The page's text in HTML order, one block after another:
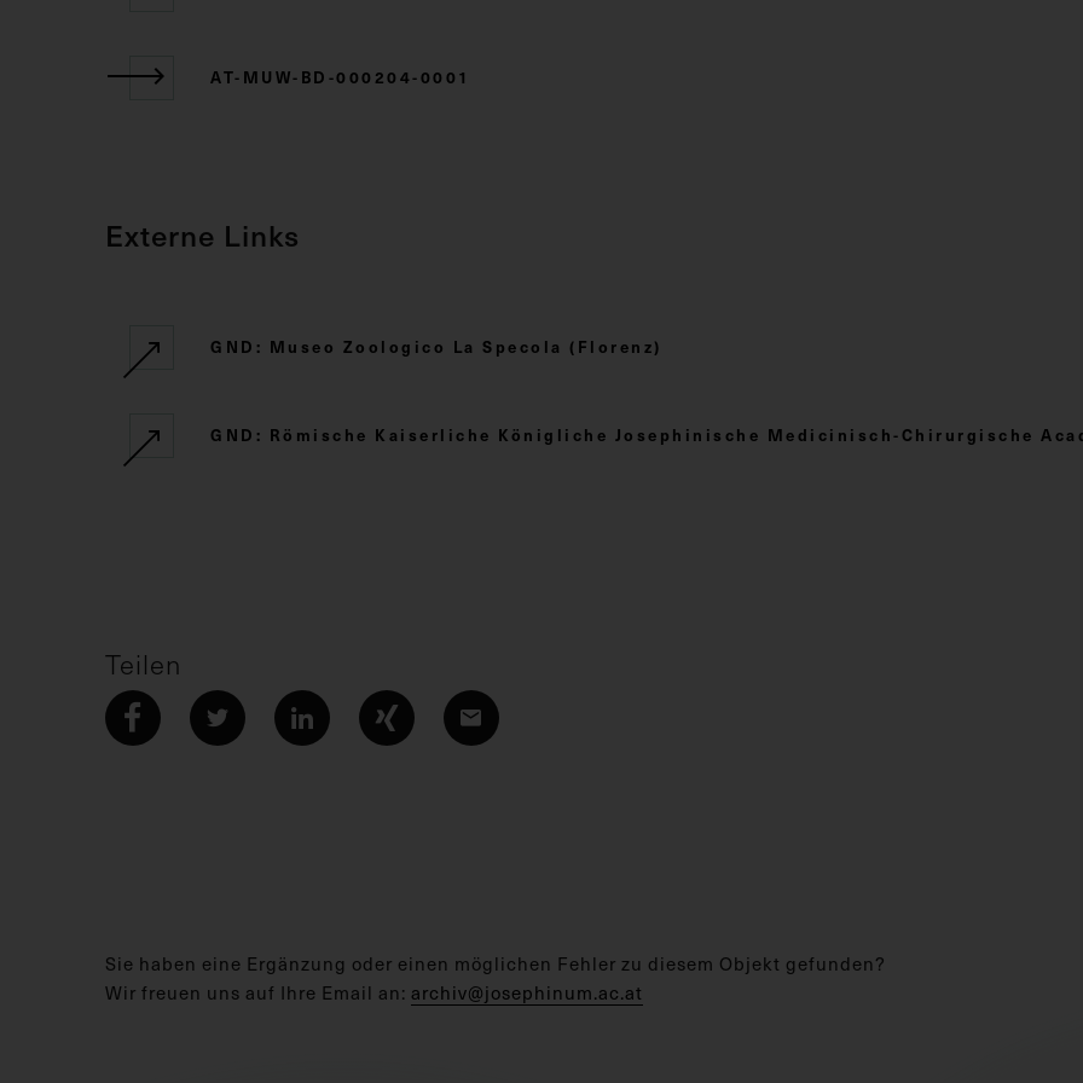
AT-MUW-BD-000204-0001
Externe Links
GND: Museo Zoologico La Specola (Florenz)
GND: Römische Kaiserliche Königliche Josephinische Medicinisch-Chirurgische
Teilen
Sie haben eine Ergänzung oder einen möglichen Fehler zu diesem Objekt gefunden?
Wir freuen uns auf Ihre Email an: archiv@josephinum.ac.at